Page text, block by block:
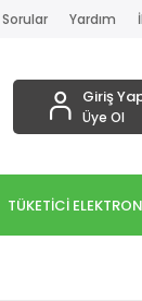
Sorular Yardım
Giriş
Üye Ol
TÜKETİCİ